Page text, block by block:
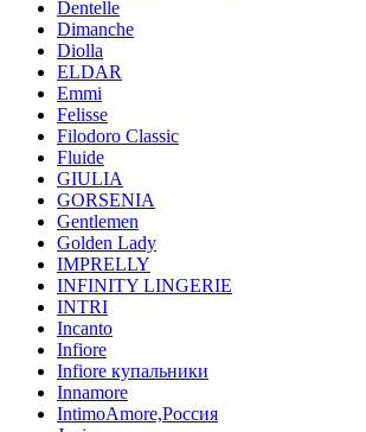
Dentelle
Dimanche
Diolla
ELDAR
Emmi
Felisse
Filodoro Classic
Fluide
GIULIA
GORSENIA
Gentlemen
Golden Lady
IMPRELLY
INFINITY LINGERIE
INTRI
Incanto
Infiore
Infiore купальники
Innamore
IntimoAmore,Россия